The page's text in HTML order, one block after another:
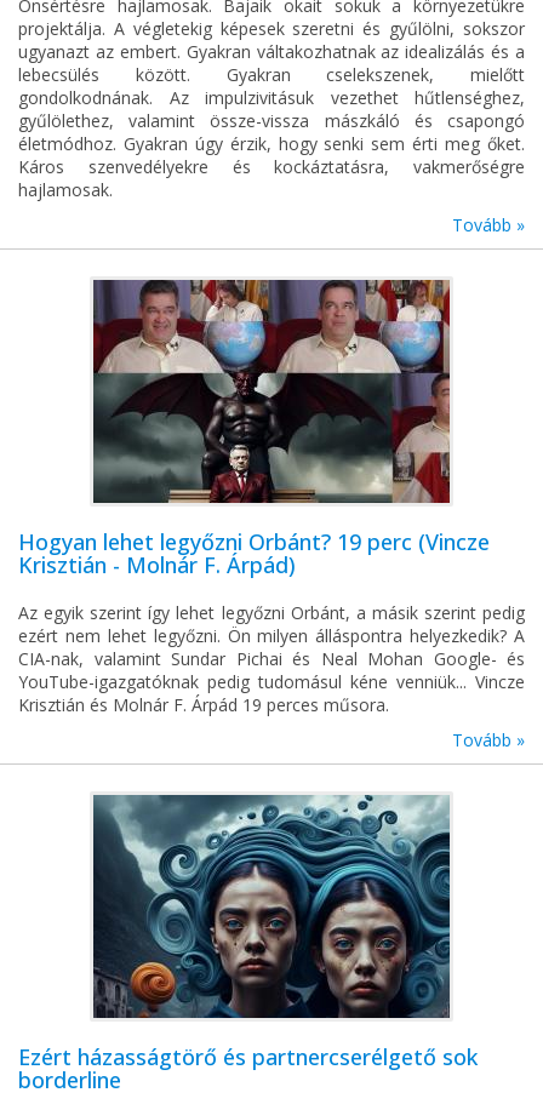
Önsértésre hajlamosak. Bajaik okait sokuk a környezetükre
projektálja. A végletekig képesek szeretni és gyűlölni, sokszor
ugyanazt az embert. Gyakran váltakozhatnak az idealizálás és a
lebecsülés között. Gyakran cselekszenek, mielőtt
gondolkodnának. Az impulzivitásuk vezethet hűtlenséghez,
gyűlölethez, valamint össze-vissza mászkáló és csapongó
életmódhoz. Gyakran úgy érzik, hogy senki sem érti meg őket.
Káros szenvedélyekre és kockáztatásra, vakmerőségre
hajlamosak.
Tovább »
Hogyan lehet legyőzni Orbánt? 19 perc (Vincze
Krisztián - Molnár F. Árpád)
Az egyik szerint így lehet legyőzni Orbánt, a másik szerint pedig
ezért nem lehet legyőzni. Ön milyen álláspontra helyezkedik? A
CIA-nak, valamint Sundar Pichai és Neal Mohan Google- és
YouTube-igazgatóknak pedig tudomásul kéne venniük... Vincze
Krisztián és Molnár F. Árpád 19 perces műsora.
Tovább »
Ezért házasságtörő és partnercserélgető sok
borderline